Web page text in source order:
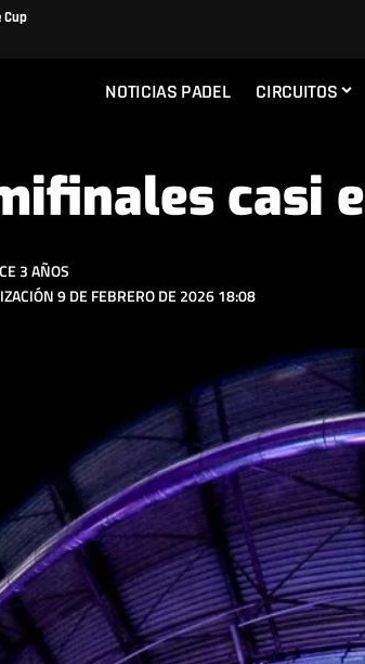
Cup
NOTICIAS PADEL CIRCUITOS
casi
9 DE FEBRERO DE 2026 18:08
3 AÑOS